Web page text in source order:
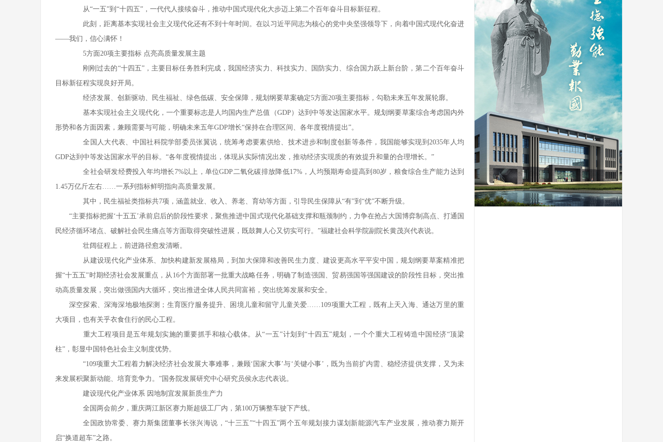
从“一五”到“十四五”，一代代人接续奋斗，推动中国式现代化大步迈上第二个百年奋斗目标新征程。
此刻，距离基本实现社会主义现代化还有不到十年时间。在以习近平同志为核心的党中央坚强领导下，向着中国式现代化奋进
——我们，信心满怀！
5方面20项主要指标 点亮高质量发展主题
刚刚过去的“十四五”，主要目标任务胜利完成，我国经济实力、科技实力、国防实力、综合国力跃上新台阶，第二个百年奋斗
目标新征程实现良好开局。
经济发展、创新驱动、民生福祉、绿色低碳、安全保障，规划纲要草案确定5方面20项主要指标，勾勒未来五年发展轮廓。
基本实现社会主义现代化，一个重要标志是人均国内生产总值（GDP）达到中等发达国家水平。规划纲要草案综合考虑国内外
形势和各方面因素，兼顾需要与可能，明确未来五年GDP增长“保持在合理区间、各年度视情提出”。
全国人大代表、中国社科院学部委员张翼说，统筹考虑要素供给、技术进步和制度创新等条件，我国能够实现到2035年人均
GDP达到中等发达国家水平的目标。“各年度视情提出，体现从实际情况出发，推动经济实现质的有效提升和量的合理增长。”
全社会研发经费投入年均增长7%以上，单位GDP二氧化碳排放降低17%，人均预期寿命提高到80岁，粮食综合生产能力达到
1.45万亿斤左右……一系列指标鲜明指向高质量发展。
其中，民生福祉类指标共7项，涵盖就业、收入、养老、育幼等方面，引导民生保障从“有”到“优”不断升级。
“主要指标把握‘十五五’承前启后的阶段性要求，聚焦推进中国式现代化基础支撑和瓶颈制约，力争在抢占大国博弈制高点、打通国
民经济循环堵点、破解社会民生痛点等方面取得突破性进展，既鼓舞人心又切实可行。”福建社会科学院副院长黄茂兴代表说。
壮阔征程上，前进路径愈发清晰。
从建设现代化产业体系、加快构建新发展格局，到加大保障和改善民生力度、建设更高水平平安中国，规划纲要草案精准把
握“十五五”时期经济社会发展重点，从16个方面部署一批重大战略任务，明确了制造强国、贸易强国等强国建设的阶段性目标，突出推
动高质量发展，突出做强国内大循环，突出推进全体人民共同富裕，突出统筹发展和安全。
深空探索、深海深地极地探测；生育医疗服务提升、困境儿童和留守儿童关爱……109项重大工程，既有上天入海、通达万里的重
大项目，也有关乎衣食住行的民心工程。
重大工程项目是五年规划实施的重要抓手和核心载体。从“一五”计划到“十四五”规划，一个个重大工程铸造中国经济“顶梁
柱”，彰显中国特色社会主义制度优势。
“109项重大工程着力解决经济社会发展大事难事，兼顾‘国家大事’与‘关键小事’，既为当前扩内需、稳经济提供支撑，又为未
来发展积聚新动能、培育竞争力。”国务院发展研究中心研究员侯永志代表说。
建设现代化产业体系 因地制宜发展新质生产力
全国两会前夕，重庆两江新区赛力斯超级工厂内，第100万辆整车驶下产线。
全国政协常委、赛力斯集团董事长张兴海说，“十三五”“十四五”两个五年规划接力谋划新能源汽车产业发展，推动赛力斯开
启“换道超车”之路。